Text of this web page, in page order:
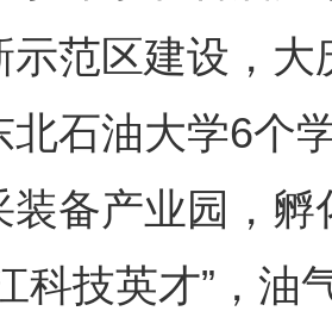
示范区建设，
北石油大学6个
装备产业园，
科技英才”，油